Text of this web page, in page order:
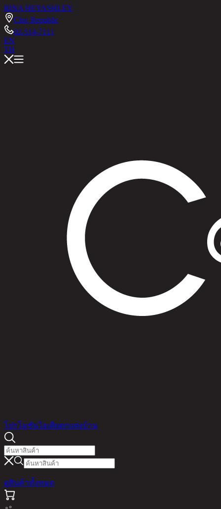
RINA HEYASHLEY
Chic Republic
02-514-7111
EN
TH
โปรโมชันไอเดียตกแต่งบ้าน
ดูสินค้าทั้งหมด